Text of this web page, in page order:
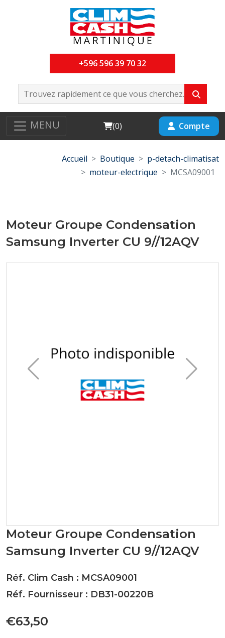
+596 596 39 70 32
MENU Cart
(0) Compte
Accueil Boutique
p-detach-climatisat
moteur-electrique
MCSA09001
Moteur Groupe Condensation
Samsung Inverter CU 9//12AQV
Moteur Groupe Condensation
Samsung Inverter CU 9//12AQV
Réf. Clim Cash : MCSA09001
Réf. Fournisseur : DB31-00220B
€63,50